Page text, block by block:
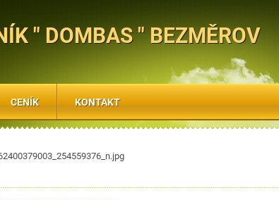
" DOMBAS " BEZMĚROV
CENÍK KONTAKT